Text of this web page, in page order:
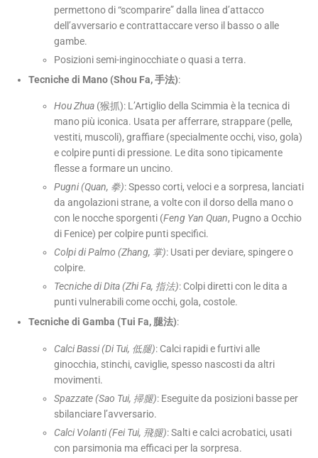
permettono di “scomparire” dalla linea d’attacco
dell’avversario e contrattaccare verso il basso o alle
gambe.
Posizioni semi-inginocchiate o quasi a terra.
Tecniche di Mano (Shou Fa, 手法):
Hou Zhua(猴抓): L’Artiglio della Scimmia è la tecnica di
mano più iconica. Usata per afferrare, strappare (pelle,
vestiti, muscoli), graffiare (specialmente occhi, viso, gola)
e colpire punti di pressione. Le dita sono tipicamente
flesse a formare un uncino.
Pugni (Quan, 拳): Spesso corti, veloci e a sorpresa, lanciati
da angolazioni strane, a volte con il dorso della mano o
con le nocche sporgenti (Feng Yan Quan, Pugno a Occhio
di Fenice) per colpire punti specifici.
Colpi di Palmo (Zhang, 掌): Usati per deviare, spingere o
colpire.
Tecniche di Dita (Zhi Fa, 指法): Colpi diretti con le dita a
punti vulnerabili come occhi, gola, costole.
Tecniche di Gamba (Tui Fa, 腿法):
Calci Bassi (Di Tui, 低腿): Calci rapidi e furtivi alle
ginocchia, stinchi, caviglie, spesso nascosti da altri
movimenti.
Spazzate (Sao Tui, 掃腿): Eseguite da posizioni basse per
sbilanciare l’avversario.
Calci Volanti (Fei Tui, 飛腿): Salti e calci acrobatici, usati
con parsimonia ma efficaci per la sorpresa.